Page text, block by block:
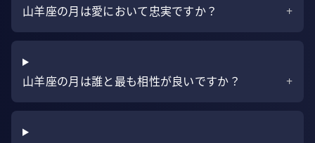
山羊座の月は愛において忠実ですか？ +
山羊座の月は誰と最も相性が良いですか？ +